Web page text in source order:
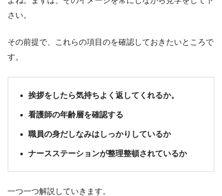
さい。
その前提で、これらの項目のを確認しておきたいところで
す。
挨拶をしたら気持ちよく返してくれるか。
看護師の年齢層を確認する
職員の身だしなみはしっかりしているか
ナースステーションが整理整頓されているか
一つ一つ解説していきます。